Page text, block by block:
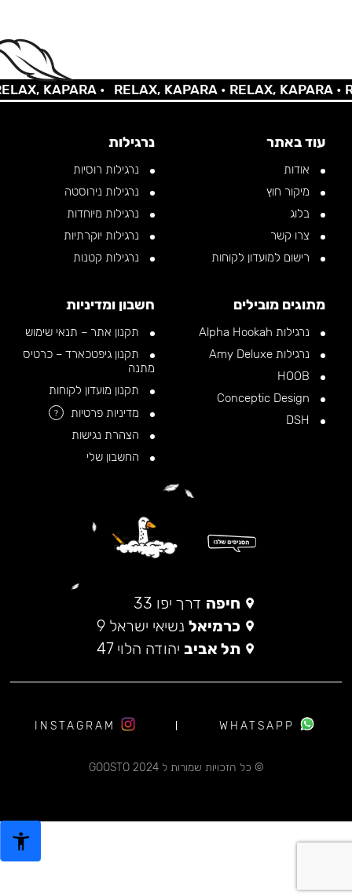
KAPARA • RELAX, KAPARA •RELAX, KAPARA •
עוד באתר
אודות
מיקור חוץ
בלוג
צרו קשר
רישום למועדון לקוחות
נרגילות
נרגילות רוסיות
נרגילות נירוסטה
נרגילות מיוחדות
נרגילות יוקרתיות
נרגילות קטנות
מתוגים מובילים
נרגילות Alpha Hookah
נרגילות Amy Deluxe
חשבון ומדיניות
תקנון אתר – תנאי שימוש
תקנון גיפטכארד – כרטיס
מתנה
תקנון מועדון לקוחות
מדיניות פרטיות
?
הצהרת נגישות
החשבון שלי
חיפה דרך יפו 33
כרמיאל נשיאי ישראל 9
תל אביב יהודה הלוי 47
© כל הזכויות שמורות ל 2024 GOOSTO
WHATSAPP
INSTAGRAM